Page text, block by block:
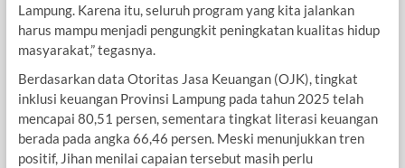
Lampung. Karena itu, seluruh program yang kita jalankan
harus mampu menjadi pengungkit peningkatan kualitas hidup
masyarakat,” tegasnya.
Berdasarkan data Otoritas Jasa Keuangan (OJK), tingkat
inklusi keuangan Provinsi Lampung pada tahun 2025 telah
mencapai 80,51 persen, sementara tingkat literasi keuangan
berada pada angka 66,46 persen. Meski menunjukkan tren
positif, Jihan menilai capaian tersebut masih perlu